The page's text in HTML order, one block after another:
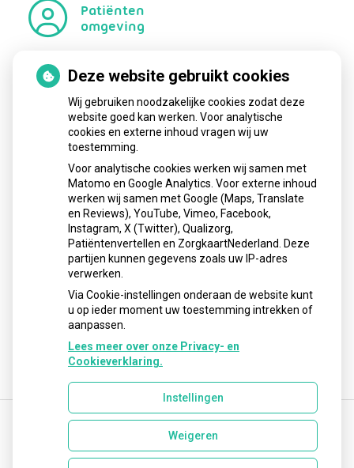
Patiënten
omgeving
Regel met
gemak
Uw Zorg
online
Herhaalrecepten
Anticonceptiemiddelenaanvragen
Diabetesmiddelenaanvragen
Vragen stellen
Registerenop
Servicepunt
Heemskerck-
Uw Zorg Online |Beheer
apotheeklamberts@ezorg.nl
Deze website gebruikt cookies
Wij gebruiken noodzakelijke cookies zodat deze
website goed kan werken. Voor analytische
cookies en externe inhoud vragen wij uw
toestemming.
Voor analytische cookies werken wij samen met
Matomo en Google Analytics. Voor externe inhoud
werken wij samen met Google (Maps, Translate
en Reviews), YouTube, Vimeo, Facebook,
Instagram, X (Twitter), Qualizorg,
Patiëntenvertellen en ZorgkaartNederland. Deze
partijen kunnen gegevens zoals uw IP-adres
verwerken.
Via Cookie-instellingen onderaan de website kunt
u op ieder moment uw toestemming intrekken of
aanpassen.
Lees meer over onze Privacy- en
Cookieverklaring.
Instellingen
Weigeren